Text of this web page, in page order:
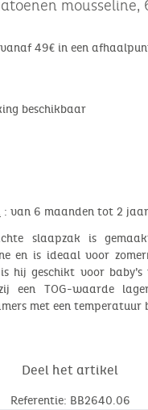
mousseline,
49€ in een
beschikbaar
: van 6 maanden tot 2 jaar
slaapzak is
en is ideaal voor
hij geschikt voor
een TOG-waarde
met een temperatuur
Deel het artikel
Referentie: BB2640.06